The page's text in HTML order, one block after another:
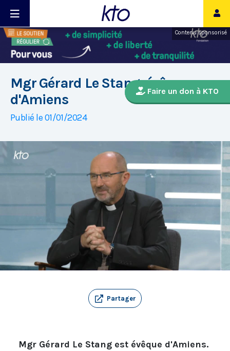
Contenu sponsorisé
Faire un don à KTO
Mgr Gérard Le Stang, évêque
d'Amiens
Publié le 01/01/2024
Partager
Mgr Gérard Le Stang est évêque d'Amiens.